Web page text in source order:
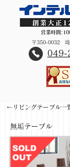
営業時間
〒350-0032 埼
​049-
←リビングテーブル一
無垢テーブル